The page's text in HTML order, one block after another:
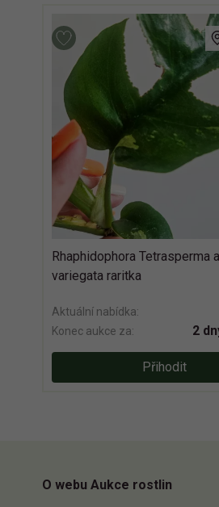
Rhaphidophora Tetrasperma
variegata raritka
Aktuální nabídka:
Konec aukce za: 2
Přihodit
O webu Aukce rostlin